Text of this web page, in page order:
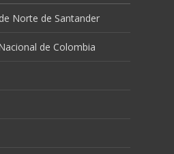
Norte de Santander
de Colombia